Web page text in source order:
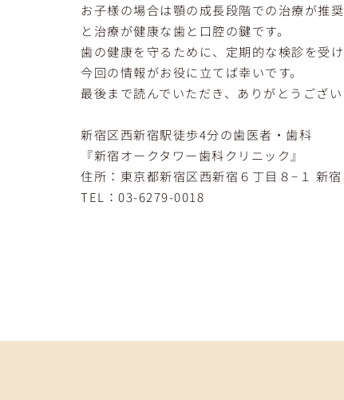
お子様の場合は顎の成長段階での治療が推
と治療が健康な歯と口腔の鍵です。
歯の健康を守るために、定期的な検診を受け
今回の情報がお役に立てば幸いです。
最後まで読んでいただき、ありがとうござい
新宿区西新宿駅徒歩4分の歯医者・歯科
『新宿オークタワー歯科クリニック』
住所：東京都新宿区西新宿６丁目８−１ 新
TEL：03-6279-0018